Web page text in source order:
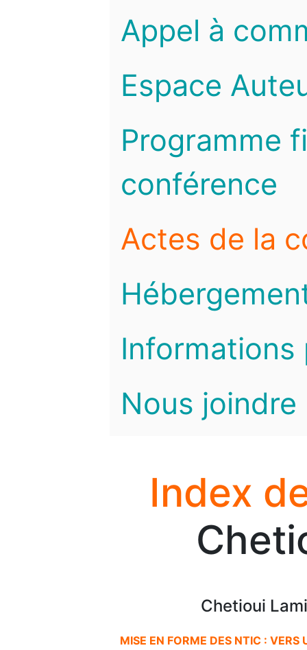
Appel à
Espace
Programme
conférence
Actes de la
Informations
Nous joindre
Index
Chetioui
MISE EN FORME DES NTIC :